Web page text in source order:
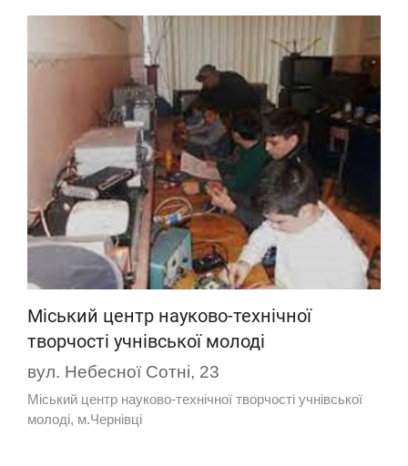
Міський центр науково-технічної
творчості учнівської молоді
вул. Небесної Сотні, 23
Міський центр науково-технічної творчості учнівської
молоді, м.Чернівці